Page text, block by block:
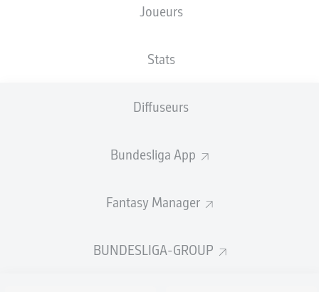
Joueurs
Stats
Diffuseurs
Bundesliga App
Fantasy Manager
BUNDESLIGA-GROUP
Rani Khedira